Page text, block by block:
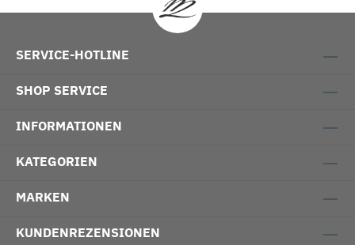
SERVICE-HOTLINE
SHOP SERVICE
INFORMATIONEN
KATEGORIEN
MARKEN
KUNDENREZENSIONEN